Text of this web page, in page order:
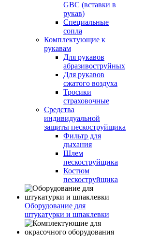
GBC (вставки в
рукав)
Специальные
сопла
Комплектующие к
рукавам
Для рукавов
абразивоструйных
Для рукавов
сжатого воздуха
Тросики
страховочные
Средства
индивидуальной
защиты пескоструйщика
Фильтр для
дыхания
Шлем
пескоструйщика
Костюм
пескоструйщика
Оборудование для
штукатурки и шпаклевки